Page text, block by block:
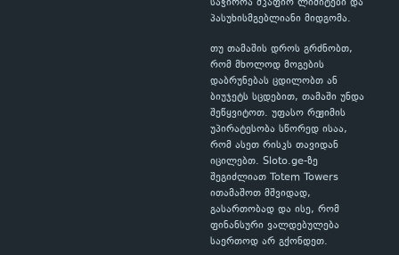
საჭიროა მკაფიო ლიმიტები და
პასუხისმგებლიანი მიდგომა.
თუ თამაშის დროს გრძნობთ,
რომ მხოლოდ მოგების
დაბრუნებას ცდილობთ ან
ბიუჯეტს სცდებით, თამაში უნდა
შეწყვიტოთ. უფასო რეჟიმის
უპირატესობა სწორედ ისაა,
რომ ასეთ რისკს თავიდან
იცილებთ. Sloto.ge-ზე
შეგიძლიათ Totem Towers
ითამაშოთ მშვიდად,
გასართობად და ისე, რომ
ფინანსური ვალდებულება
საერთოდ არ გქონდეთ.